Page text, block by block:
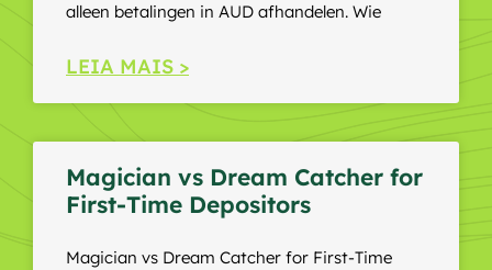
alleen betalingen in AUD afhandelen. Wie
LEIA MAIS >
Magician vs Dream Catcher for
First-Time Depositors
Magician vs Dream Catcher for First-Time